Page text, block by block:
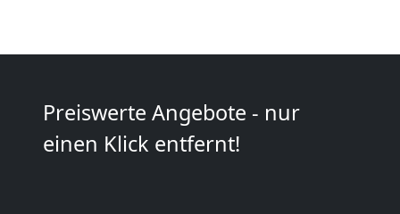
Preiswerte Angebote - nur
einen Klick entfernt!